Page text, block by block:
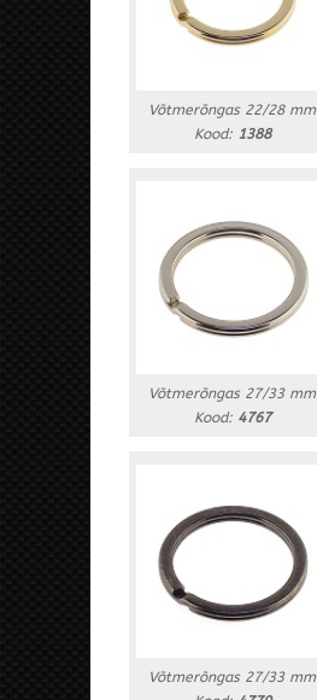
Võtmerõngas 22/28 mm
Kood: 1388
Võtmerõngas 27/33 mm
Kood: 4767
Võtmerõngas 27/33 mm